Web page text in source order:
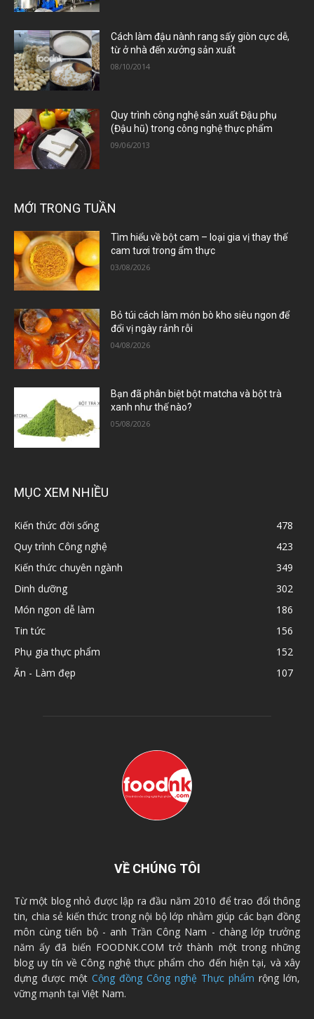
Cách làm đậu nành rang sấy giòn cực dễ,
từ ở nhà đến xưởng sản xuất
08/10/2014
Quy trình công nghệ sản xuất Đậu phụ
(Đậu hũ) trong công nghệ thực phẩm
09/06/2013
MỚI TRONG TUẦN
Tìm hiểu về bột cam – loại gia vị thay thế
cam tươi trong ẩm thực
03/08/2026
Bỏ túi cách làm món bò kho siêu ngon để
đổi vị ngày rảnh rỗi
04/08/2026
Bạn đã phân biệt bột matcha và bột trà
xanh như thế nào?
05/08/2026
MỤC XEM NHIỀU
Kiến thức đời sống
478
Quy trình Công nghệ
423
Kiến thức chuyên ngành
349
Dinh dưỡng
302
Món ngon dễ làm
186
Tin tức
156
Phụ gia thực phẩm
152
Ăn - Làm đẹp
107
VỀ CHÚNG TÔI
Từ một blog nhỏ được lập ra đầu năm 2010 để trao đổi thông
tin, chia sẻ kiến thức trong nội bộ lớp nhằm giúp các bạn đồng
môn cùng tiến bộ - anh Trần Công Nam - chàng lớp trưởng
năm ấy đã biến FOODNK.COM trở thành một trong những
blog uy tín về Công nghệ thực phẩm cho đến hiện tại, và xây
dựng được một Cộng đồng Công nghệ Thực phẩm rộng lớn,
vững mạnh tại Việt Nam.